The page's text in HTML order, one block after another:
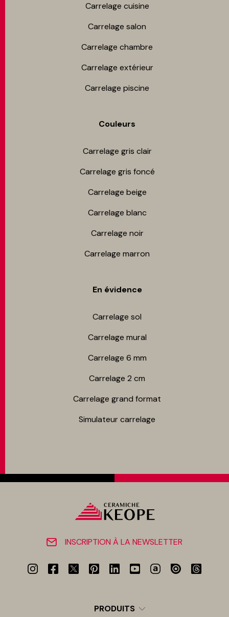
Carrelage cuisine
Carrelage salon
Carrelage chambre​
Carrelage extérieur
Carrelage piscine
Couleurs
Carrelage gris clair
Carrelage gris foncé
Carrelage beige
Carrelage blanc
Carrelage noir
Carrelage marron
En évidence
Carrelage sol
Carrelage mur​al
Carrelage 6 mm
Carrelage 2 cm
Carrelage grand format
Simulateur carrelage
INSCRIPTION À LA NEWSLETTER
PRODUITS